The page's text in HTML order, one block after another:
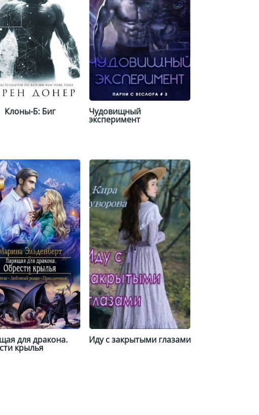
любят неистово. Это истории о них.
Клоны-Б: Биг Чудовищный
эксперимент
для дракона.
крылья
Иду с закрытыми глазами